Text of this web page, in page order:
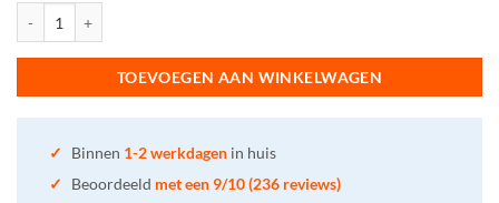
TOEVOEGEN AAN WINKELWAGEN
✓ Binnen 1-2 werkdagen in huis
✓
Beoordeeld met een 9/10 (236 reviews)